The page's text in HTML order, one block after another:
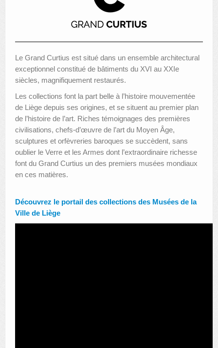
PUBLICATIONS
LES APPELS À PROJETS
LE PORTAIL DES COLLECTIONS
Le Grand Curtius est situé dans un ensemble architectural
exceptionnel constitué de bâtiments du XVI au XXIe
siècles, magnifiquement restaurés.
Les collections font la part belle à l’histoire mouvementée
de Liège depuis ses origines, et se situent au premier plan
de l’histoire de l’art. Riches témoignages des premières
civilisations, chefs-d’œuvre de l’art du Moyen Âge,
sculptures et orfèvreries baroques se succèdent, sans
oublier le Verre et les Armes dont l’extraordinaire richesse
font du Grand Curtius un des premiers musées mondiaux
en ces matières.
Découvrez le portail des collections des Musées de la
Ville de Liège